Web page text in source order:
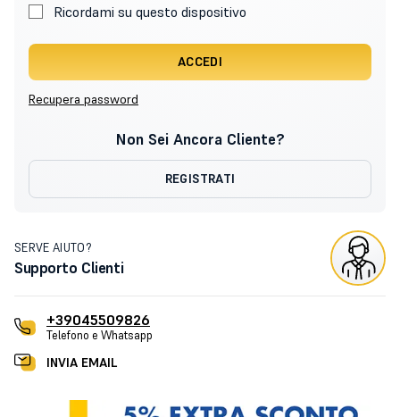
Ricordami su questo dispositivo
ACCEDI
Recupera password
Non Sei Ancora Cliente?
REGISTRATI
SERVE AIUTO?
Supporto Clienti
+39045509826
Telefono e Whatsapp
INVIA EMAIL